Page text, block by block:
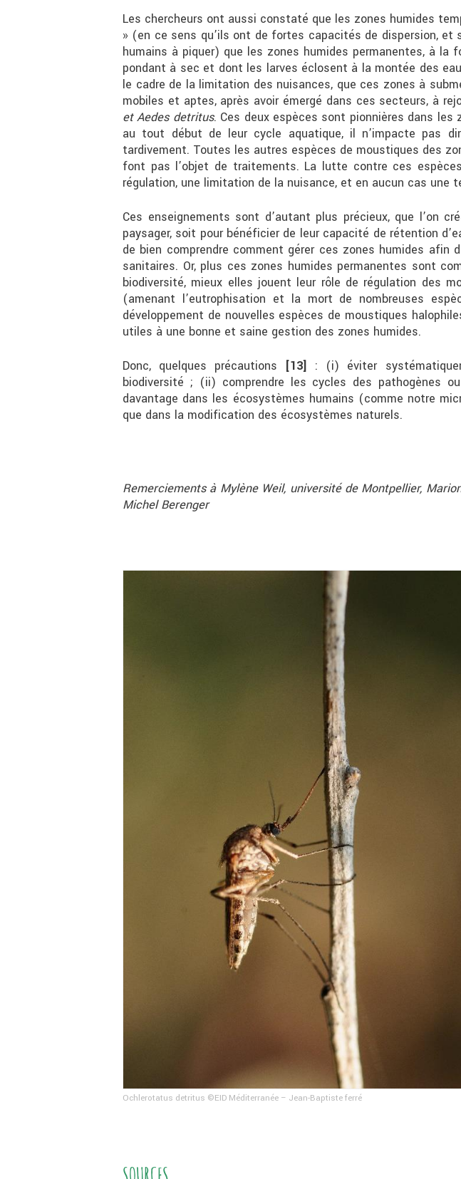
Les chercheurs ont aussi constaté que les zones humides
» (en ce sens qu’ils ont de fortes capacités de dispersion,
humains à piquer) que les zones humides permanentes, à
pondant à sec et dont les larves éclosent à la montée des
le cadre de la limitation des nuisances, que ces zones à
mobiles et aptes, après avoir émergé dans ces secteurs, à
et Aedes detritus. Ces deux espèces sont pionnières dans
au tout début de leur cycle aquatique, il n’impacte pas
tardivement. Toutes les autres espèces de moustiques des
font pas l’objet de traitements. La lutte contre ces
régulation, une limitation de la nuisance, et en aucun cas une
Ces enseignements sont d’autant plus précieux, que l’on
paysager, soit pour bénéficier de leur capacité de rétention
de bien comprendre comment gérer ces zones humides afin
sanitaires. Or, plus ces zones humides permanentes sont
biodiversité, mieux elles jouent leur rôle de régulation des
(amenant l’eutrophisation et la mort de nombreuses
développement de nouvelles espèces de moustiques
utiles à une bonne et saine gestion des zones humides.
Donc, quelques précautions [13] : (i) éviter
biodiversité ; (ii) comprendre les cycles des pathogènes
davantage dans les écosystèmes humains (comme notre
que dans la modification des écosystèmes naturels.
Remerciements à Mylène Weil, université de Montpellier,
Michel Berenger
Ochlerotatus detritus ©EID Méditerranée – Jean-Baptiste ferré